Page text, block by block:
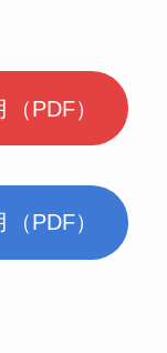
PDF）
PDF）